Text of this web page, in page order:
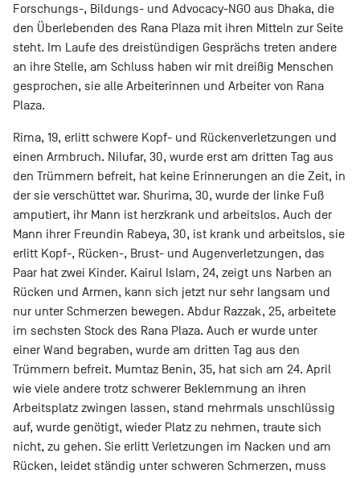
Forschungs-, Bildungs- und Advocacy-NGO aus Dhaka, die
den Überlebenden des Rana Plaza mit ihren Mitteln zur Seite
steht. Im Laufe des dreistündigen Gesprächs treten andere
an ihre Stelle, am Schluss haben wir mit dreißig Menschen
gesprochen, sie alle Arbeiterinnen und Arbeiter von Rana
Plaza.
Rima, 19, erlitt schwere Kopf- und Rückenverletzungen und
einen Armbruch. Nilufar, 30, wurde erst am dritten Tag aus
den Trümmern befreit, hat keine Erinnerungen an die Zeit, in
der sie verschüttet war. Shurima, 30, wurde der linke Fuß
amputiert, ihr Mann ist herzkrank und arbeitslos. Auch der
Mann ihrer Freundin Rabeya, 30, ist krank und arbeitslos, sie
erlitt Kopf-, Rücken-, Brust- und Augenverletzungen, das
Paar hat zwei Kinder. Kairul Islam, 24, zeigt uns Narben an
Rücken und Armen, kann sich jetzt nur sehr langsam und
nur unter Schmerzen bewegen. Abdur Razzak, 25, arbeitete
im sechsten Stock des Rana Plaza. Auch er wurde unter
einer Wand begraben, wurde am dritten Tag aus den
Trümmern befreit. Mumtaz Benin, 35, hat sich am 24. April
wie viele andere trotz schwerer Beklemmung an ihren
Arbeitsplatz zwingen lassen, stand mehrmals unschlüssig
auf, wurde genötigt, wieder Platz zu nehmen, traute sich
nicht, zu gehen. Sie erlitt Verletzungen im Nacken und am
Rücken, leidet ständig unter schweren Schmerzen, muss